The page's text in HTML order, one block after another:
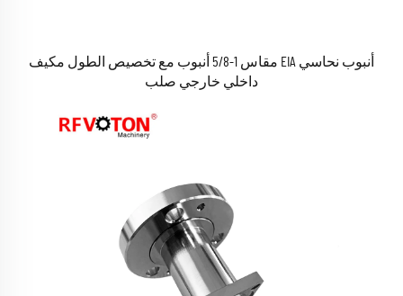
أنبوب نحاسي EIA مقاس 1-5/8 أنبوب مع تخصيص الطول مكيف
داخلي خارجي صلب